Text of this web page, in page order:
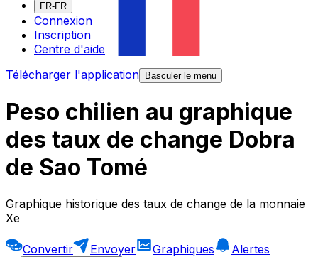
FR-FR
Connexion
Inscription
Centre d'aide
Télécharger l'application
Basculer le menu
Peso chilien au graphique
des taux de change Dobra
de Sao Tomé
Graphique historique des taux de change de la monnaie
Xe
Convertir Envoyer Graphiques
Alertes